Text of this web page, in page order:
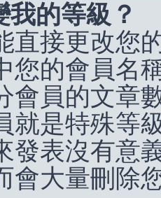
我的等級？
直接更改您
您的會員名
會員的文章
就是特殊等
發表沒有意
會大量刪除